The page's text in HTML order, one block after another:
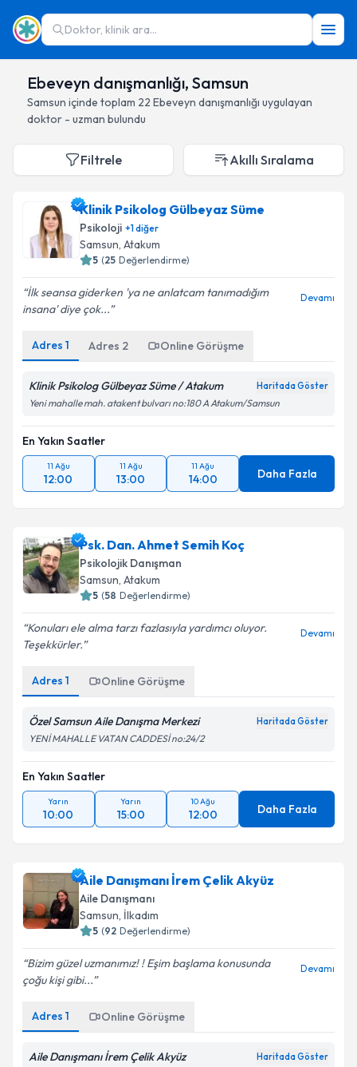
Doktor, klinik ara...
Ebeveyn danışmanlığı, Samsun
Samsun içinde toplam 22 Ebeveyn danışmanlığı uygulayan
doktor - uzman bulundu
Filtrele Akıllı Sıralama
Klinik Psikolog Gülbeyaz Süme
Psikoloji +1diğer
Samsun, Atakum
5 (25 Değerlendirme)
İlk seansa giderken 'ya ne anlatcam tanımadığım
insana' diye çok...
Devamı
Adres 1 Adres 2 Online Görüşme
Klinik Psikolog Gülbeyaz Süme / Atakum Haritada Göster
Yeni mahalle mah. atakent bulvarı no:180 A Atakum/Samsun
En Yakın Saatler
11 Ağu
12:00
11 Ağu
13:00
11 Ağu
14:00 Daha Fazla
Psk. Dan. Ahmet Semih Koç
Psikolojik Danışman
Samsun, Atakum
5 (58 Değerlendirme)
Konuları ele alma tarzı fazlasıyla yardımcı oluyor.
Teşekkürler.
Devamı
Adres 1 Online Görüşme
Özel Samsun Aile Danışma Merkezi Haritada Göster
YENİ MAHALLE VATAN CADDESİ no:24/2
En Yakın Saatler
Yarın
10:00
Yarın
15:00
10 Ağu
12:00 Daha Fazla
Aile Danışmanı İrem Çelik Akyüz
Aile Danışmanı
Samsun, İlkadım
5 (92 Değerlendirme)
Bizim güzel uzmanımız! ! Eşim başlama konusunda
çoğu kişi gibi...
Devamı
Adres 1 Online Görüşme
Aile Danışmanı İrem Çelik Akyüz Haritada Göster